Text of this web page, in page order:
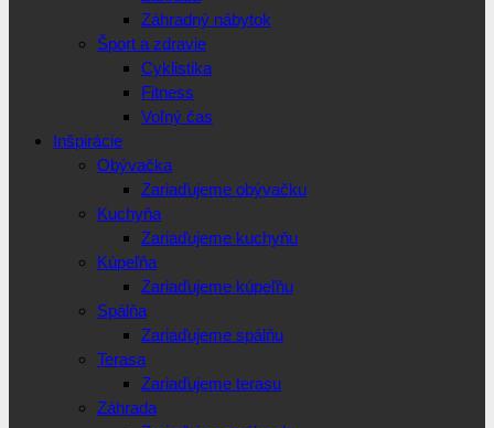
Záhradný nábytok
Šport a zdravie
Cyklistika
Fitness
Voľný čas
Inšpirácie
Obývačka
Zariaďujeme obývačku
Kuchyňa
Zariaďujeme kuchyňu
Kúpeľňa
Zariaďujeme kúpeľňu
Spálňa
Zariaďujeme spálňu
Terasa
Zariaďujeme terasu
Záhrada